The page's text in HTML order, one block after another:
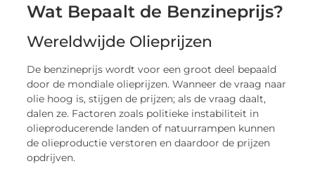
Wat Bepaalt de Benzineprijs?
Wereldwijde Olieprijzen
De benzineprijs wordt voor een groot deel bepaald
door de mondiale olieprijzen. Wanneer de vraag naar
olie hoog is, stijgen de prijzen; als de vraag daalt,
dalen ze. Factoren zoals politieke instabiliteit in
olieproducerende landen of natuurrampen kunnen
de olieproductie verstoren en daardoor de prijzen
opdrijven.